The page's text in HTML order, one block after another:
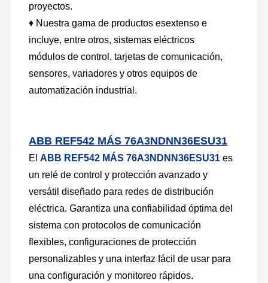
proyectos.
♦ Nuestra gama de productos esextenso e
incluye, entre otros, sistemas eléctricos
módulos de control, tarjetas de comunicación,
sensores, variadores y otros equipos de
automatización industrial.
ABB REF542 MÁS 76A3NDNN36ESU31
El ABB REF542 MÁS 76A3NDNN36ESU31es
un relé de control y protección avanzado y
versátil diseñado para redes de distribución
eléctrica. Garantiza una confiabilidad óptima del
sistema con protocolos de comunicación
flexibles, configuraciones de protección
personalizables y una interfaz fácil de usar para
una configuración y monitoreo rápidos.